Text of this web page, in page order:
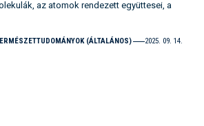
az atomok rendezett együttesei, a
(ÁLTALÁNOS) 2025. 09. 14.